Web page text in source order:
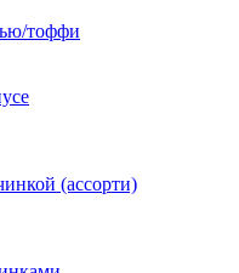
тоффи
(ассорти)